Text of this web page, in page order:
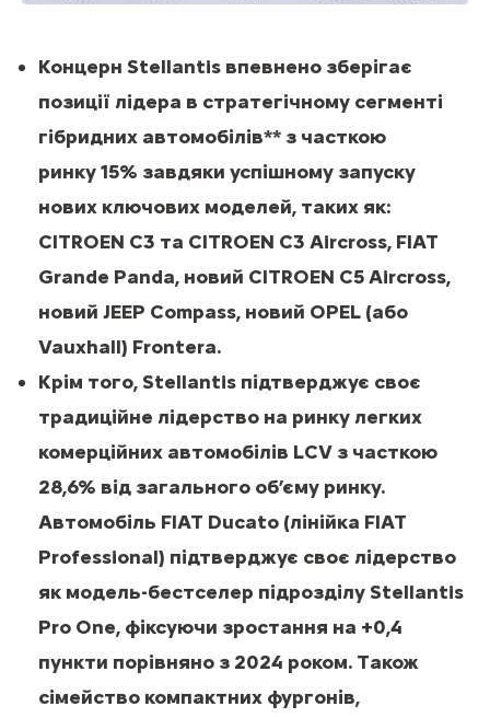
Концерн Stellantis впевнено зберігає
позиції лідера в стратегічному сегменті
гібридних автомобілів** з часткою
ринку 15% завдяки успішному запуску
нових ключових моделей, таких як:
CITROEN C3 та CITROEN C3 Aircross, FIAT
Grande Panda, новий CITROEN C5 Aircross,
новий JEEP Compass, новий OPEL (або
Vauxhall) Frontera.
Крім того, Stellantis підтверджує своє
традиційне лідерство на ринку легких
комерційних автомобілів LCV з часткою
28,6% від загального об’єму ринку.
Автомобіль FIAT Ducato (лінійка FIAT
Professional) підтверджує своє лідерство
як модель-бестселер підрозділу Stellantis
Pro One, фіксуючи зростання на +0,4
пункти порівняно з 2024 роком. Також
сімейство компактних фургонів,